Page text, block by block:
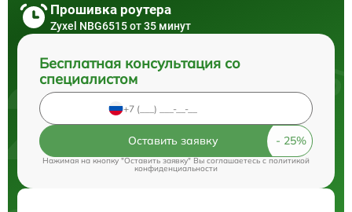
Прошивка роутера
Zyxel NBG6515 от 35 минут
Бесплатная консультация со
специалистом
Оставить заявку
Нажимая на кнопку "Оставить заявку" Вы соглашаетесь cполитикой
конфиденциальности